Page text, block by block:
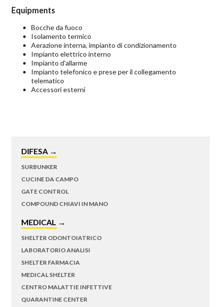
Equipments
Bocche da fuoco
Isolamento termico
Aerazione interna, impianto di condizionamento
Impianto elettrico interno
Impianto d'allarme
Impianto telefonico e prese per il collegamento
telematico
Accessori esterni
DIFESA →
SURBUNKER
CUCINE DA CAMPO
GATE CONTROL
COMPOUND CHIAVI IN MANO
MEDICAL →
SHELTER ODONTOIATRICO
LABORATORIO ANALISI
SHELTER FARMACIA
MEDICAL SHELTER
CENTRO MALATTIE INFETTIVE
QUARANTINE CENTER